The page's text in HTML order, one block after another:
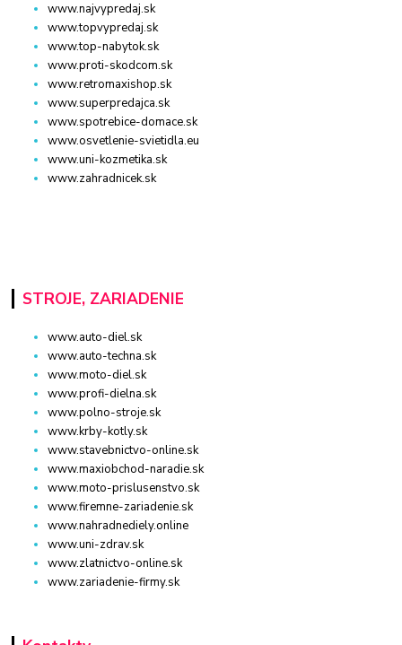
www.najvypredaj.sk
www.topvypredaj.sk
www.top-nabytok.sk
www.proti-skodcom.sk
www.retromaxishop.sk
www.superpredajca.sk
www.spotrebice-domace.sk
www.osvetlenie-svietidla.eu
www.uni-kozmetika.sk
www.zahradnicek.sk
STROJE, ZARIADENIE
www.auto-diel.sk
www.auto-techna.sk
www.moto-diel.sk
www.profi-dielna.sk
www.polno-stroje.sk
www.krby-kotly.sk
www.stavebnictvo-online.sk
www.maxiobchod-naradie.sk
www.moto-prislusenstvo.sk
www.firemne-zariadenie.sk
www.nahradnediely.online
www.uni-zdrav.sk
www.zlatnictvo-online.sk
www.zariadenie-firmy.sk